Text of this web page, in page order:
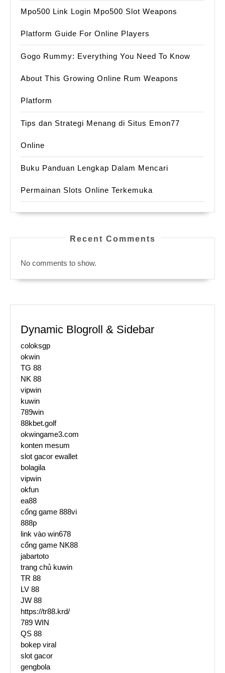
Mpo500 Link Login Mpo500 Slot Weapons
Platform Guide For Online Players
Gogo Rummy: Everything You Need To Know
About This Growing Online Rum Weapons
Platform
Tips dan Strategi Menang di Situs Emon77
Online
Buku Panduan Lengkap Dalam Mencari
Permainan Slots Online Terkemuka
Recent Comments
No comments to show.
Dynamic Blogroll & Sidebar
coloksgp
okwin
TG 88
NK 88
vipwin
kuwin
789win
88kbet.golf
okwingame3.com
konten mesum
slot gacor ewallet
bolagila
vipwin
okfun
ea88
cổng game 888vi
888p
link vào win678
cổng game NK88
jabartoto
trang chủ kuwin
TR 88
LV 88
JW 88
https://tr88.krd/
789 WIN
QS 88
bokep viral
slot gacor
gengbola